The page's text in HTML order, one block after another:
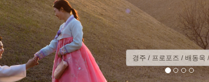
로포즈 / 배동욱 / 2016